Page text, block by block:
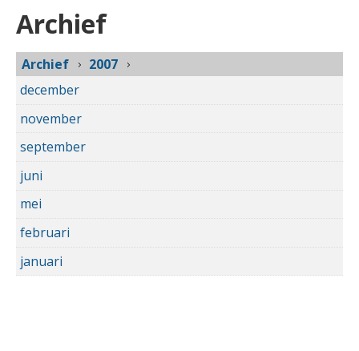
Archief
Archief
2007
december
november
september
juni
mei
februari
januari